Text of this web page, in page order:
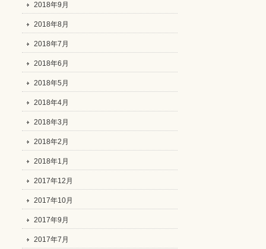
2018年9月
2018年8月
2018年7月
2018年6月
2018年5月
2018年4月
2018年3月
2018年2月
2018年1月
2017年12月
2017年10月
2017年9月
2017年7月